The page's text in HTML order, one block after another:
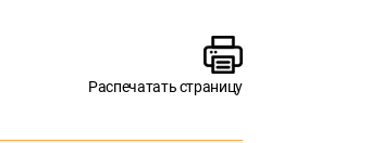
Распечатать страницу